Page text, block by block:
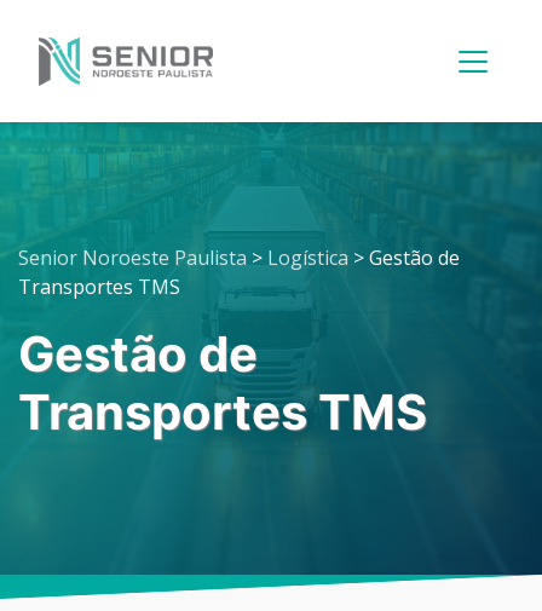
Menu
Principal
Senior Noroeste Paulista > Logística >Gestão de
Transportes TMS
Gestão de
Transportes TMS